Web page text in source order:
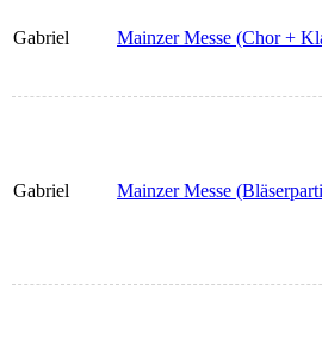
Gabriel Mainzer Messe (Chor +
Gabriel Mainzer Messe